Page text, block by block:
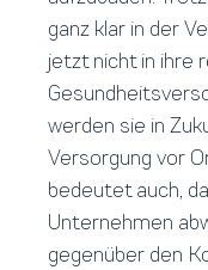
ganz klar in der
jetzt nicht in ihre
werden sie in
Versorgung vor
bedeutet auch,
Unternehmen
gegenüber den